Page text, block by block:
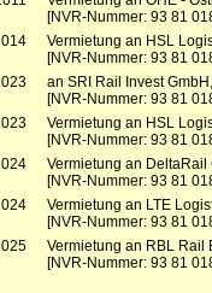
[NVR-Nummer: 93 81
Vermietung an HSL
[NVR-Nummer: 93 81
an SRI Rail Invest
[NVR-Nummer: 93 81
Vermietung an HSL
[NVR-Nummer: 93 81
Vermietung an DeltaRail
[NVR-Nummer: 93 81
Vermietung an LTE
[NVR-Nummer: 93 81
Vermietung an RBL Rail
[NVR-Nummer: 93 81